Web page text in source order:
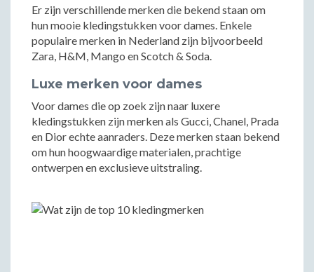
Er zijn verschillende merken die bekend staan om
hun mooie kledingstukken voor dames. Enkele
populaire merken in Nederland zijn bijvoorbeeld
Zara, H&M, Mango en Scotch & Soda.
Luxe merken voor dames
Voor dames die op zoek zijn naar luxere
kledingstukken zijn merken als Gucci, Chanel, Prada
en Dior echte aanraders. Deze merken staan bekend
om hun hoogwaardige materialen, prachtige
ontwerpen en exclusieve uitstraling.